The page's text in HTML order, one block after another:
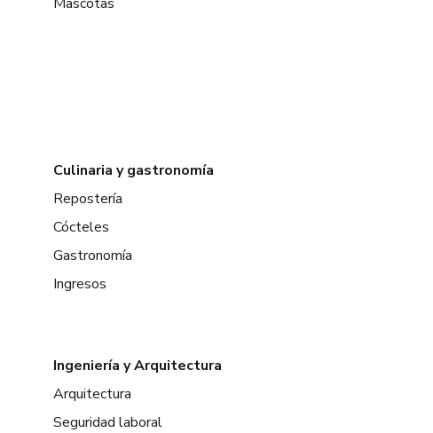
Culinaria y gastronomía
Repostería
Cócteles
Gastronomía
Ingresos
Ingeniería y Arquitectura
Arquitectura
Seguridad laboral